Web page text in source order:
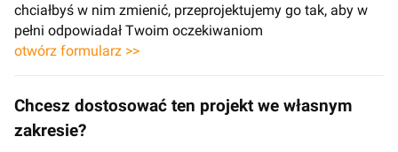
chciałbyś w nim zmienić, przeprojektujemy go tak, aby w
pełni odpowiadał Twoim oczekiwaniom
otwórz formularz >>
Chcesz dostosować ten projekt we własnym
zakresie?